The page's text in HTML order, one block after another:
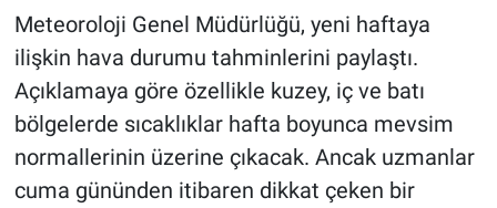
Meteoroloji Genel Müdürlüğü, yeni haftaya
ilişkin hava durumu tahminlerini paylaştı.
Açıklamaya göre özellikle kuzey, iç ve batı
bölgelerde sıcaklıklar hafta boyunca mevsim
normallerinin üzerine çıkacak. Ancak uzmanlar
cuma gününden itibaren dikkat çeken bir